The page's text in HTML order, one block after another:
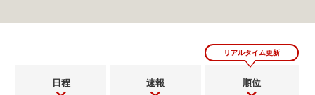
日程 速報 順位
リアルタイム更新